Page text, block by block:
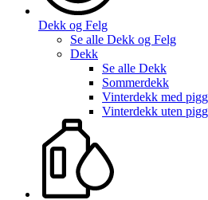
Dekk og Felg
Se alle Dekk og Felg
Dekk
Se alle Dekk
Sommerdekk
Vinterdekk med pigg
Vinterdekk uten pigg